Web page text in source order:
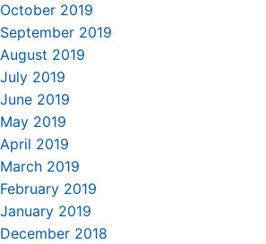
October 2019
September 2019
August 2019
July 2019
June 2019
May 2019
April 2019
March 2019
February 2019
January 2019
December 2018